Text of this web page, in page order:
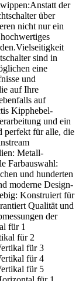
der
über
nicht nur ein
sind in
eine
und
auf Ihre
auf
Kipphebel-
und ein
perfekt für alle, die
Metall-
Farbauswahl:
und hunderten
moderne Design-
Konstruiert für
Qualität und
der
für 1
für 2
für 3
für 4
für 5